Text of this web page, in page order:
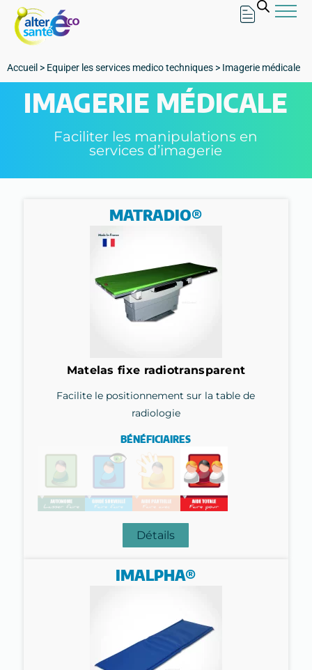
Accueil > Equiper les services medico techniques > Imagerie médicale
IMAGERIE MÉDICALE
Faciliter les manipulations en
services d’imagerie
MATRADIO®
Matelas fixe radiotransparent
Facilite le positionnement sur la table de
radiologie
BÉNÉFICIAIRES
Détails
IMALPHA®